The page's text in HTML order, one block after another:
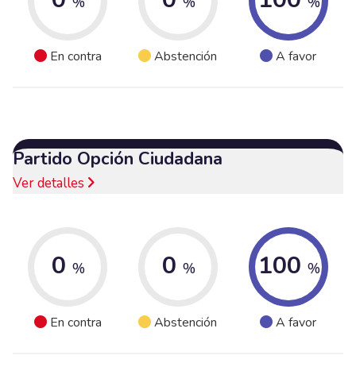
En contra Abstención A favor
Partido Opción Ciudadana
Ver detalles
0 %
En contra
0 %
Abstención
100 %
A favor